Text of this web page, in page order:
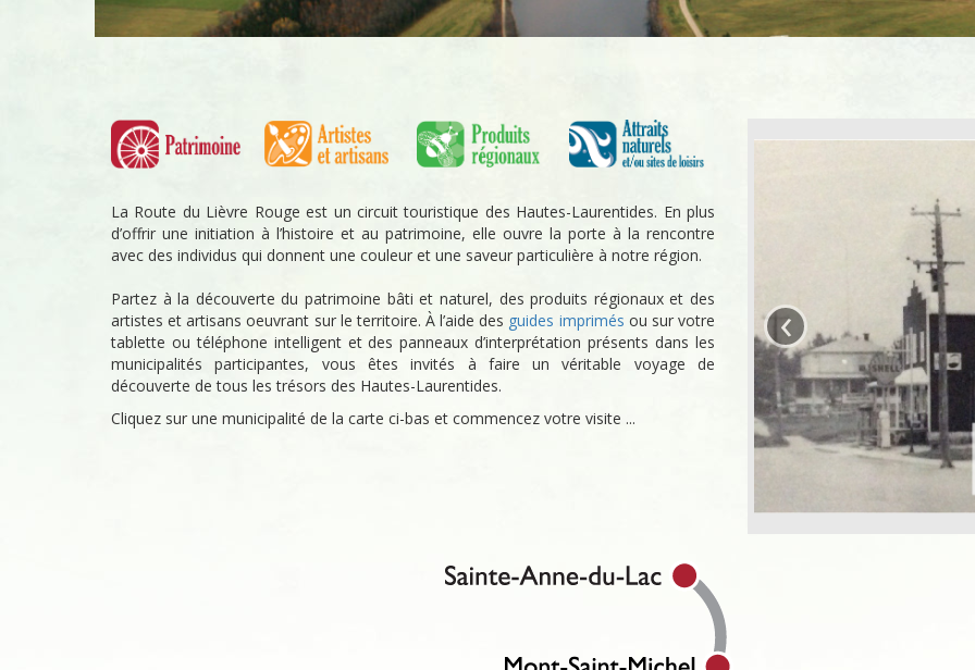
La Route du Lièvre Rouge est un circuit touristique des Hautes-Laurentides. En plus
d’offrir une initiation à l’histoire et au patrimoine, elle ouvre la porte à la rencontre
avec des individus qui donnent une couleur et une saveur particulière à notre région.
Partez à la découverte du patrimoine bâti et naturel, des produits régionaux et des
artistes et artisans oeuvrant sur le territoire. À l’aide des guides imprimés ou sur votre
tablette ou téléphone intelligent et des panneaux d’interprétation présents dans les
municipalités participantes, vous êtes invités à faire un véritable voyage de
découverte de tous les trésors des Hautes-Laurentides.
Cliquez sur une municipalité de la carte ci-bas et commencez votre visite ...
‹